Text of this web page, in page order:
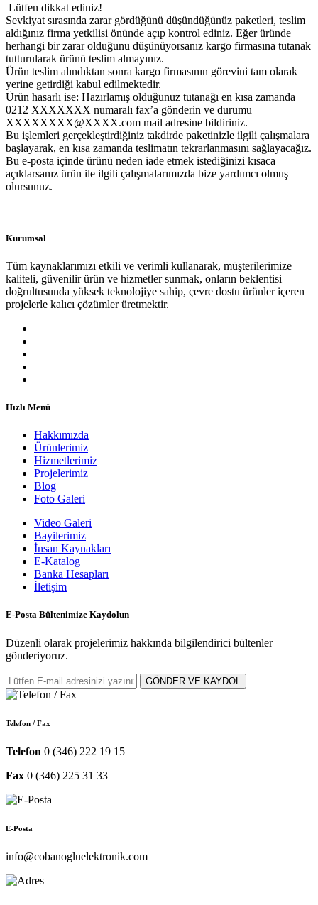
Lütfen dikkat ediniz!
Sevkiyat sırasında zarar gördüğünü düşündüğünüz paketleri, teslim
aldığınız firma yetkilisi önünde açıp kontrol ediniz. Eğer üründe
herhangi bir zarar olduğunu düşünüyorsanız kargo firmasına tutanak
tutturularak ürünü teslim almayınız.
Ürün teslim alındıktan sonra kargo firmasının görevini tam olarak
yerine getirdiği kabul edilmektedir.
Ürün hasarlı ise: Hazırlamış olduğunuz tutanağı en kısa zamanda
0212 XXXXXXX numaralı fax’a gönderin ve durumu
XXXXXXXX@XXXX.com mail adresine bildiriniz.
Bu işlemleri gerçekleştirdiğiniz takdirde paketinizle ilgili çalışmalara
başlayarak, en kısa zamanda teslimatın tekrarlanmasını sağlayacağız.
Bu e-posta içinde ürünü neden iade etmek istediğinizi kısaca
açıklarsanız ürün ile ilgili çalışmalarımızda bize yardımcı olmuş
olursunuz.
Kurumsal
Tüm kaynaklarımızı etkili ve verimli kullanarak, müşterilerimize
kaliteli, güvenilir ürün ve hizmetler sunmak, onların beklentisi
doğrultusunda yüksek teknolojiye sahip, çevre dostu ürünler içeren
projelerle kalıcı çözümler üretmektir.
Hızlı Menü
Hakkımızda
Ürünlerimiz
Hizmetlerimiz
Projelerimiz
Blog
Foto Galeri
Video Galeri
Bayilerimiz
İnsan Kaynakları
E-Katalog
Banka Hesapları
İletişim
E-Posta Bültenimize Kaydolun
Düzenli olarak projelerimiz hakkında bilgilendirici bültenler
gönderiyoruz.
GÖNDER VE KAYDOL
Telefon / Fax
Telefon 0 (346) 222 19 15
Fax 0 (346) 225 31 33
E-Posta
info@cobanogluelektronik.com